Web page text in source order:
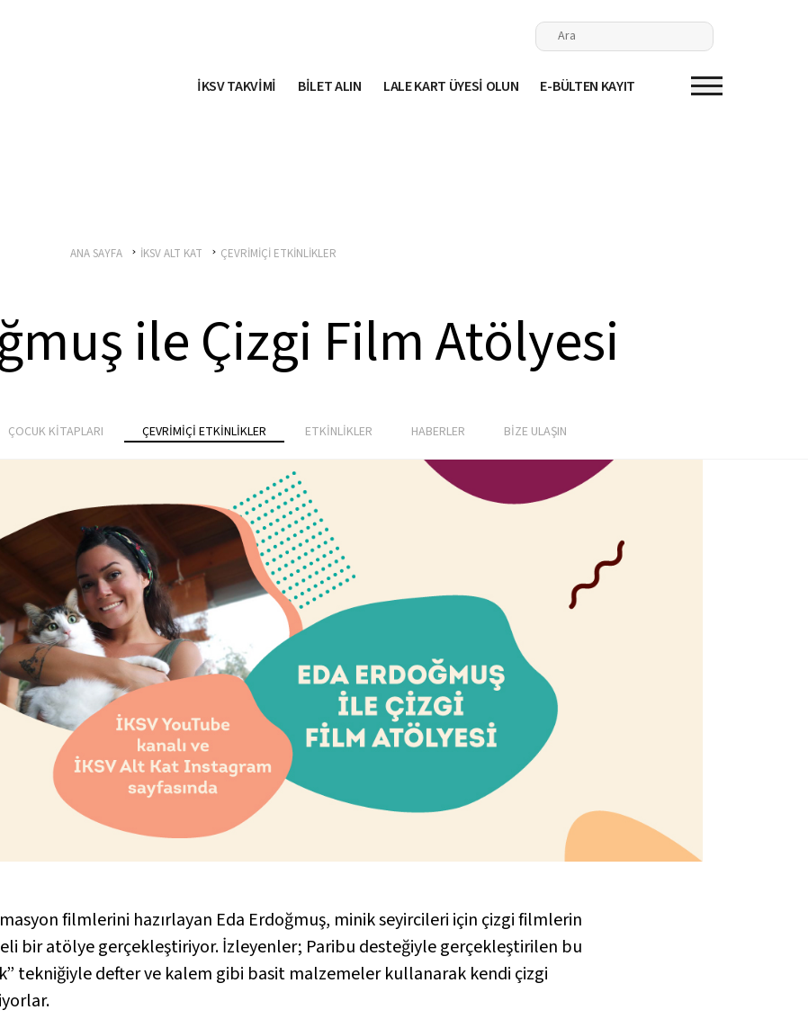
İKSV TAKVİMİ BİLET ALIN LALE KART ÜYESİ OLUN E-BÜLTEN KAYIT
ANA SAYFA İKSV ALT KAT ÇEVRİMİÇİ ETKİNLİKLER
ile Çizgi Film Atölyesi
ÇOCUK KİTAPLARI ÇEVRİMİÇİ ETKİNLİKLER ETKİNLİKLER HABERLER BİZE ULAŞIN
filmlerini hazırlayan Eda Erdoğmuş, minik seyircileri için çizgi filmlerin
bir atölye gerçekleştiriyor. İzleyenler; Paribu desteğiyle gerçekleştirilen bu
tekniğiyle defter ve kalem gibi basit malzemeler kullanarak kendi çizgi